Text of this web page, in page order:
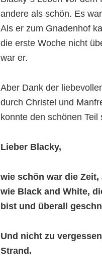
andere als schön. Es
Als er zum Gnadenhof
die erste Woche nicht
war er.
Aber Dank der
durch Christel und
konnte den schönen
Lieber Blacky,
wie schön war die
wie Black and White,
bist und überall
Und nicht zu
Strand.